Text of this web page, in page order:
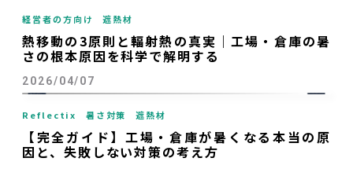
経営者の方向け 遮熱材
熱移動の3原則と輻射熱の真実｜工場・倉庫の暑
さの根本原因を科学で解明する
2026/04/07
Reflectix 暑さ対策 遮熱材
【完全ガイド】工場・倉庫が暑くなる本当の原
因と、失敗しない対策の考え方